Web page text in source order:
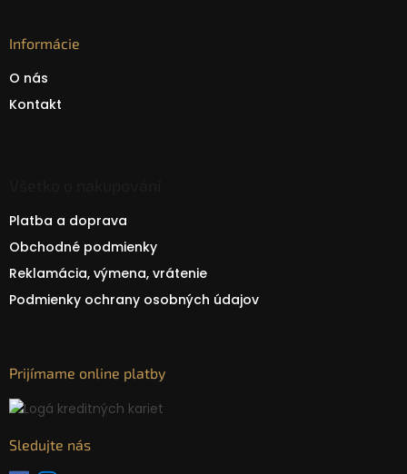
Informácie
O nás
Kontakt
Platba a doprava
Obchodné podmienky
Reklamácia, výmena, vrátenie
Podmienky ochrany osobných údajov
Prijímame online platby
Sledujte nás